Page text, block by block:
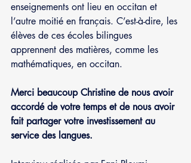
enseignements ont lieu en occitan et
l’autre moitié en français. C’est-à-dire, les
élèves de ces écoles bilingues
apprennent des matières, comme les
mathématiques, en occitan.
Merci beaucoup Christine de nous avoir
accordé de votre temps et de nous avoir
fait partager votre investissement au
service des langues.